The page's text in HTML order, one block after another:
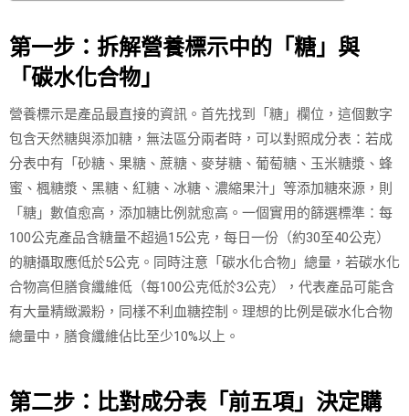
第一步：拆解營養標示中的「糖」與
「碳水化合物」
營養標示是產品最直接的資訊。首先找到「糖」欄位，這個數字
包含天然糖與添加糖，無法區分兩者時，可以對照成分表：若成
分表中有「砂糖、果糖、蔗糖、麥芽糖、葡萄糖、玉米糖漿、蜂
蜜、楓糖漿、黑糖、紅糖、冰糖、濃縮果汁」等添加糖來源，則
「糖」數值愈高，添加糖比例就愈高。一個實用的篩選標準：每
100公克產品含糖量不超過15公克，每日一份（約30至40公克）
的糖攝取應低於5公克。同時注意「碳水化合物」總量，若碳水化
合物高但膳食纖維低（每100公克低於3公克），代表產品可能含
有大量精緻澱粉，同樣不利血糖控制。理想的比例是碳水化合物
總量中，膳食纖維佔比至少10%以上。
第二步：比對成分表「前五項」決定購